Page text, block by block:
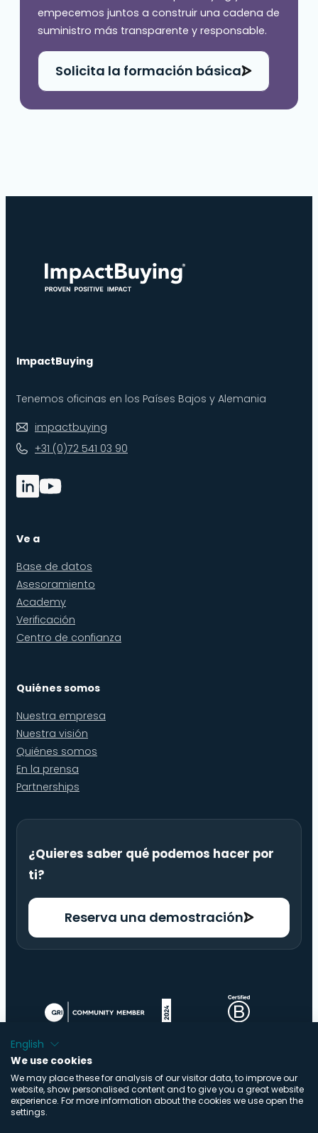
empecemos juntos a construir una cadena de
suministro más transparente y responsable.
Solicita la formación básica
ImpactBuying
Tenemos oficinas en los Países Bajos y Alemania
impactbuying
+31 (0)72 541 03 90
Ve a
Base de datos
Asesoramiento
Academy
Verificación
Centro de confianza
Quiénes somos
Nuestra empresa
Nuestra visión
Quiénes somos
En la prensa
Partnerships
¿Quieres saber qué podemos hacer por
ti?
Reserva una demostración
English
We use cookies
We may place these for analysis of our visitor data, to improve our
website, show personalised content and to give you a great website
experience. For more information about the cookies we use open the
settings.